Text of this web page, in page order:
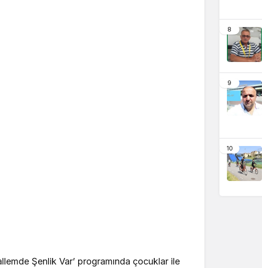
Şenlik Var’ programında çocuklar ile
8
9
10